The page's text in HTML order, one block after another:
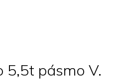
5,5t pásmo V.